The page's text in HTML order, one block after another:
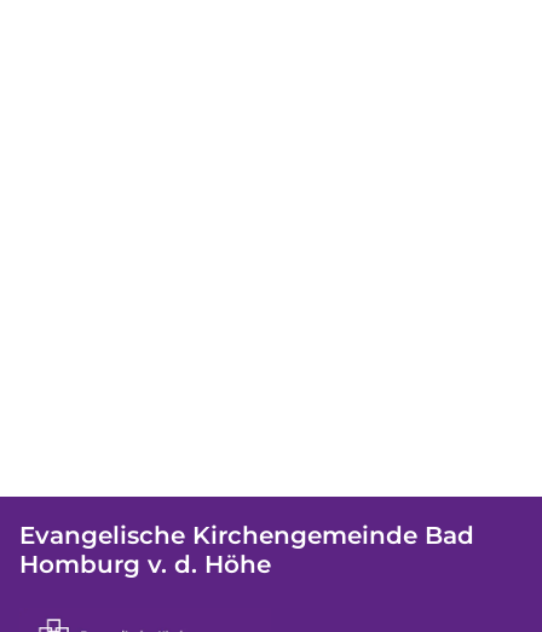
Evangelische Kirchengemeinde Bad
Homburg v. d. Höhe